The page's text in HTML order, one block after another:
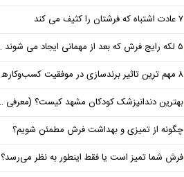
۷ عادت اشتباه که فرشتان را کثیف می کند
۵ لکه رایج فرش که بعد از مهمانی ایجاد می شوند (+روش تمیز کردن)
۸ مهم ترین تاثیر برندسازی در موفقیت کسب‌وکارهای نوپا
بهترین دندانپزشک کودکان مشهد کیست؟ (معرفی ۵ پزشک برتر!)
چگونه از تمیزی و بهداشت فرش مطمئن شویم؟
فرش شما تمیز است یا فقط اینطور به نظر می‌رسد؟